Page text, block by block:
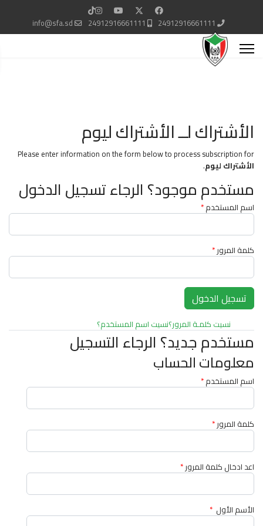
24912916661111
24912916661111
info@sfa.sd
الأشتراك لــ الأشتراك ليوم
Please enter information on the form below to process subscription for
الأشتراك ليوم.
مستخدم موجود؟ الرجاء تسجيل الدخول
اسم المستخدم*
كلمة المرور*
نسيت كلمـة المرور؟نسيت اسم المستخدم؟
مستخدم جديد؟ الرجاء التسجيل
معلومات الحساب
اسم المستخدم*
كلمة المرور*
اعد ادخال كلمة المرور*
الأسم الأول *